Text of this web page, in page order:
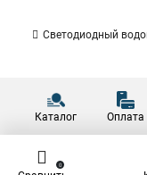
Светодиодный
Каталог Оплата
0